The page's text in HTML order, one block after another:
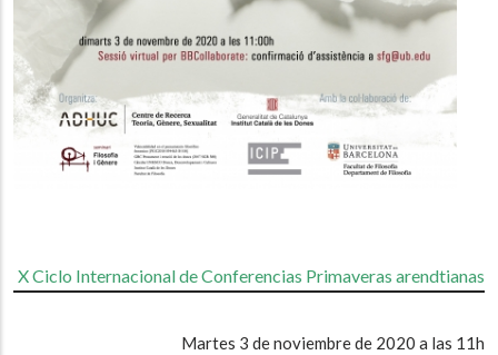
X Ciclo Internacional de Conferencias Primaveras arendtianas
Martes 3 de noviembre de 2020 a las 11h